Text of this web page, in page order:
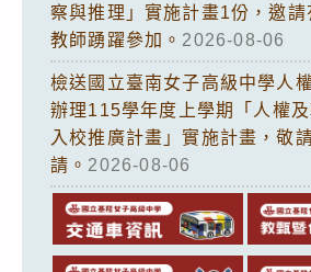
察與推理」實施計畫1份，邀
教師踴躍參加。 2026-08-06
檢送國立臺南女子高級中學人
辦理115學年度上學期「人權
入校推廣計畫」實施計畫，敬
請。 2026-08-06